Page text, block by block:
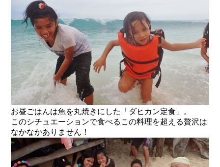
お昼ごはんは魚を丸焼きにした「ダヒカン定食」。
このシチュエーションで食べるこの料理を超える贅沢は
なかなかありません！